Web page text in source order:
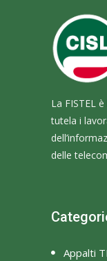
La FISTEL
tutela i
delle
Appalti